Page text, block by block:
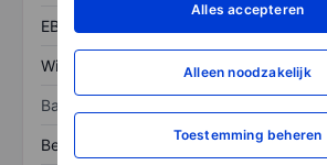
Alles accepteren
Alleen noodzakelijk
Toestemming beheren
EBITDA
Winst XXXXXXX
Balans
Bezittingen XXXXXXX